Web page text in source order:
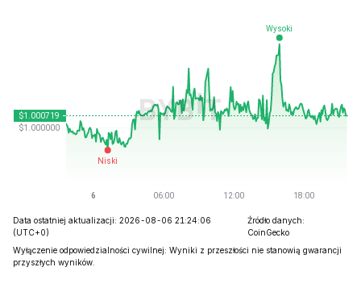
Data ostatniej aktualizacji: 2026-08-06 21:24:06
(UTC+0)
Źródło danych:
CoinGecko
Wyłączenie odpowiedzialności cywilnej: Wyniki z przeszłości nie stanowią gwarancji
przyszłych wyników.